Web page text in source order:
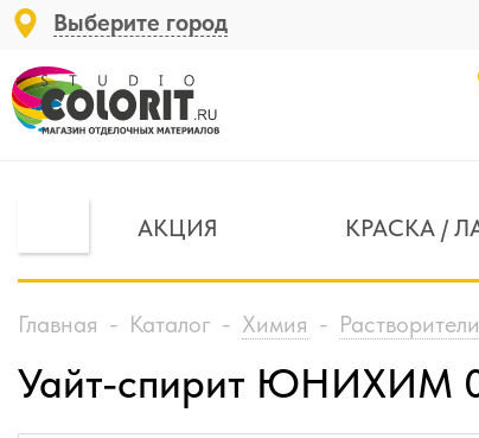
Выберите город
АКЦИЯ КРАСКА /
Главная - Каталог - Химия - Растворители
Уайт-спирит ЮНИХИМ